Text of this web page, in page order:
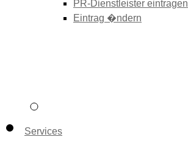
PR-Dienstleister eintragen
Eintrag �ndern
Services